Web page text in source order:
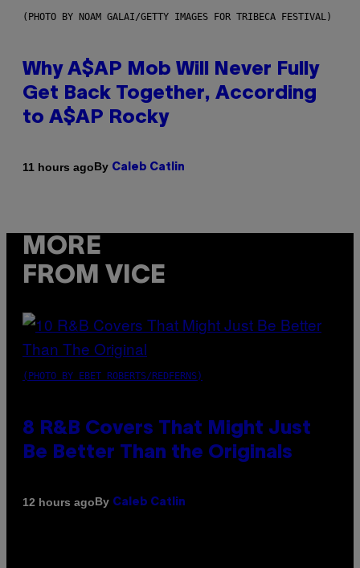
(PHOTO BY NOAM GALAI/GETTY IMAGES FOR TRIBECA FESTIVAL)
Why A$AP Mob Will Never Fully
Get Back Together, According
to A$AP Rocky
11 hours agoBy Caleb Catlin
MORE
FROM VICE
(PHOTO BY EBET ROBERTS/REDFERNS)
8 R&B Covers That Might Just
Be Better Than the Originals
12 hours agoBy Caleb Catlin